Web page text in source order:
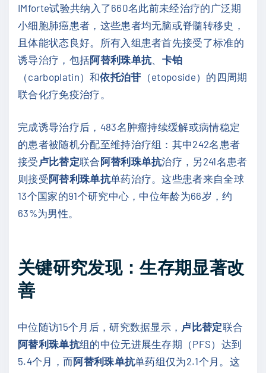
IMforte试验共纳入了660名此前未经治疗的广泛期
小细胞肺癌患者，这些患者均无脑或脊髓转移史，
且体能状态良好。所有入组患者首先接受了标准的
诱导治疗，包括阿替利珠单抗、 卡铂
（carboplatin）和依托泊苷 （etoposide）的四周期
联合化疗免疫治疗。
完成诱导治疗后，483名肿瘤持续缓解或病情稳定
的患者被随机分配至维持治疗组：其中242名患者
接受 卢比替定联合阿替利珠单抗治疗，另241名患者
则接受阿替利珠单抗单药治疗。这些患者来自全球
13个国家的91个研究中心，中位年龄为66岁，约
63%为男性。
关键研究发现：生存期显著改
善
中位随访15个月后，研究数据显示， 卢比替定联合
阿替利珠单抗组的中位无进展生存期（PFS）达到
5.4个月，而阿替利珠单抗单药组仅为2.1个月。这